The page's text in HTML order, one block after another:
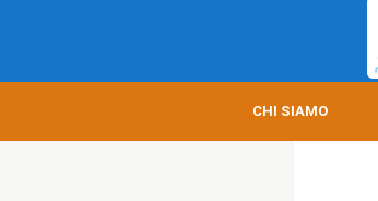
CHI SIAMO